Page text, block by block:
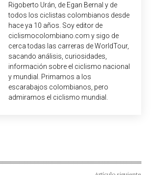
Rigoberto Urán, de Egan Bernal y de
todos los ciclistas colombianos desde
hace ya 10 años. Soy editor de
ciclismocolombiano.com y sigo de
cerca todas las carreras de WorldTour,
sacando análisis, curiosidades,
información sobre el ciclismo nacional
y mundial. Primamos a los
escarabajos colombianos, pero
admiramos el ciclismo mundial.